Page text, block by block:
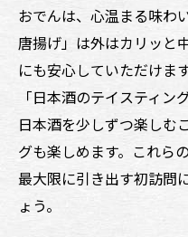
おでんは、心温まる味わ
唐揚げ」は外はカリッと
にも安心していただけま
「日本酒のテイスティン
日本酒を少しずつ楽しむ
グも楽しめます。これら
最大限に引き出す初訪問
ょう。